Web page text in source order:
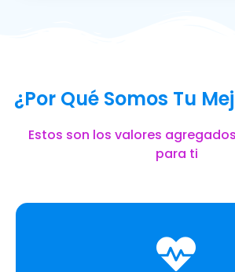
¿Por Qué Somos Tu
Estos son los valores
para ti